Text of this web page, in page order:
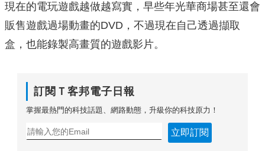
現在的電玩遊戲越做越寫實，早些年光華商場甚至還會
販售遊戲過場動畫的DVD，不過現在自己透過擷取
盒，也能錄製高畫質的遊戲影片。
訂閱Ｔ客邦電子日報
掌握最熱門的科技話題、網路動態，升級你的科技原力！
立即訂閱